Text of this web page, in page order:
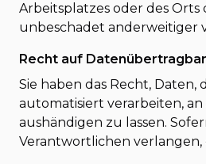
Arbeitsplatzes oder des
unbeschadet anderweitiger
Recht auf
Sie haben das Recht,
automatisiert verarbeiten,
aushändigen zu lassen.
Verantwortlichen verlangen,